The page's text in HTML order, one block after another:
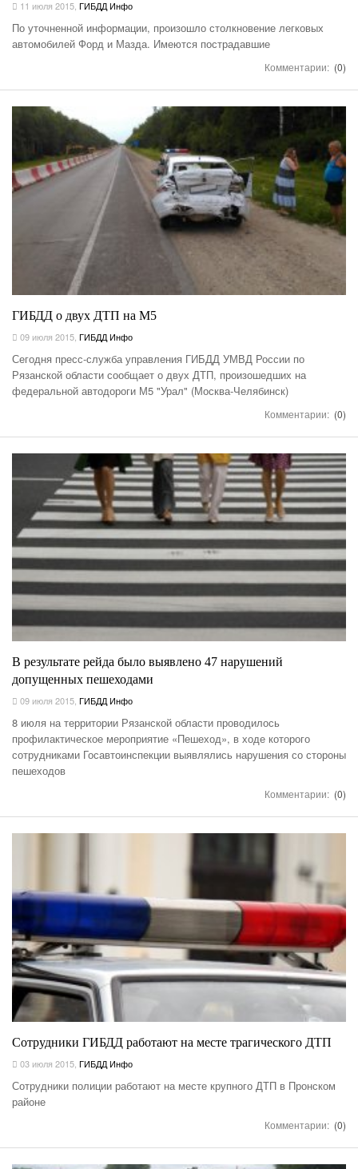
11 июля 2015, ГИБДД Инфо
По уточненной информации, произошло столкновение легковых
автомобилей Форд и Мазда. Имеются пострадавшие
Комментарии: (0)
ГИБДД о двух ДТП на М5
09 июля 2015 ГИБДД Инфо
Сегодня пресс-служба управления ГИБДД УМВД России по
Рязанской области сообщает о двух ДТП, произошедших на
федеральной автодороги М5 "Урал" (Москва-Челябинск)
Комментарии: (0)
В результате рейда было выявлено 47 нарушений
допущенных пешеходами
09 июля 2015, ГИБДД Инфо
8 июля на территории Рязанской области проводилось
профилактическое мероприятие «Пешеход», в ходе которого
сотрудниками Госавтоинспекции выявлялись нарушения со стороны
пешеходов
Комментарии: (0)
Сотрудники ГИБДД работают на месте трагического ДТП
03 июля 2015 ГИБДД Инфо
Сотрудники полиции работают на месте крупного ДТП в Пронском
районе
Комментарии: (0)